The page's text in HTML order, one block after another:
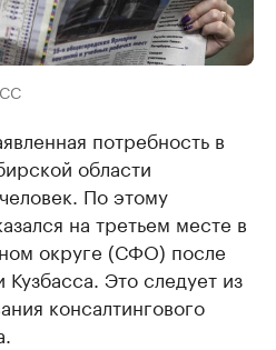
потребность в
области
По этому
на третьем месте в
округе (СФО) после
Это следует из
консалтингового